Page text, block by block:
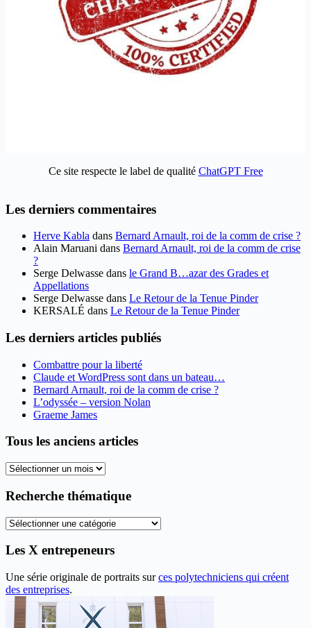
Ce site respecte le label de qualité ChatGPT Free
Les derniers commentaires
Herve Kabla dans Bernard Arnault, roi de la comm de crise ?
Alain Maruani dans Bernard Arnault, roi de la comm de crise
?
Serge Delwasse dans le Grand B…azar des Grades et
Appellations
Serge Delwasse dans Le Retour de la Tenue Pinder
KERSALÉ dans Le Retour de la Tenue Pinder
Les derniers articles publiés
Combattre pour la liberté
Claude et WordPress sont dans un bateau…
Bernard Arnault, roi de la comm de crise ?
L’odyssée – version Nolan
Graeme James
Tous les anciens articles
Tous
anciens
Recherche thématique
Recherche
Les X entrepeneurs
Une série originale de portraits surces polytechniciens qui créent
des entreprises.